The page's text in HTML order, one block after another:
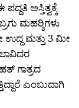
ಅಸ್ತಿತ್ವಕ್ಕೆ
ಮಹರ‍್ಶಿಗಳು
ಮತ್ತು 3 ಮೀ
ಗಾತ್ರದ
ಎಂಬುದಾಗಿ